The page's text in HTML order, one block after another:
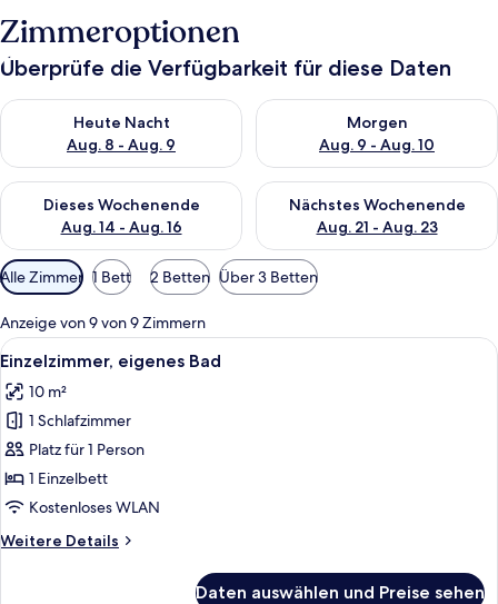
Zimmeroptionen
Überprüfe die Verfügbarkeit für diese Daten
Heute Nacht
Aug. 8 - Aug. 9
Überprüfe die Verfügbarkeit für heute Nacht, Aug. 8 - Aug. 9.
Morgen
Aug. 9 - Aug. 10
Überprüfe die Verfügbarkeit
Dieses Wochenende
Aug. 14 - Aug. 16
Überprüfe die Verfügbarkeit für dieses Wochenende, Aug. 14
Nächstes Wochenende
Aug. 21 - Aug. 23
Überprüfe die Verfügbarkeit
Verfügbare
Filter
für
Zimmer
Alle Zimmer 1 Bett 2 Betten Über 3 Betten
Anzeige von 9 von 9 Zimmern
Alle
Fotos
für
Einzelzimmer,
eigenes
Bad
anzeigen
Ein Zimmer mit einem Bett, einem
9
Einzelzimmer, eigenes Bad
10 m²
1 Schlafzimmer
Platz für 1 Person
1 Einzelbett
Kostenloses WLAN
Weitere Details
Weitere
Daten auswählen und Preise sehen